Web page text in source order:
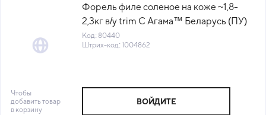
Форель филе соленое на коже ~1,8-
2,3кг в/у trim C Агама™ Беларусь (ПУ)
(КОД 80440) (-18°С)
Код: 80440
Штрих-код: 1004862
Чтобы
добавить товар
в корзину
ВОЙДИТЕ